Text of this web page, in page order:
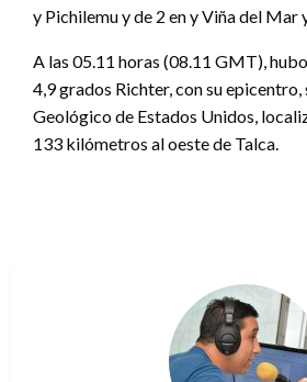
y Pichilemu y de 2 en y Viña del Mar
A las 05.11 horas (08.11 GMT),
4,9 grados Richter, con su epicentro,
Geológico de Estados Unidos,
133 kilómetros al oeste de Talca.